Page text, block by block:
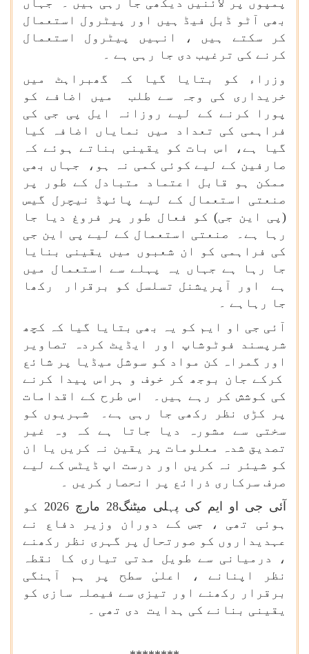
بھی آٹو ڈبل فیڈ ہیں اور پیٹرول استعمال
کر سکتے ہیں ، انہیں پیٹرول استعمال
کرنے کی ترغیب دی جا رہی ہے ۔
وزراء کو بتایا گیا کہ گھبراہٹ میں
خریداری کی وجہ سے طلب میں اضافے کو
پورا کرنے کے لیے روزانہ ایل پی جی کی
فراہمی کی تعداد میں نمایاں اضافہ کیا
گیا ہے، اس بات کو یقینی بناتے ہوئے کہ
صارفین کے لیے کوئی کمی نہ ہو، جہاں بھی
ممکن ہو قابل اعتماد متبادل کے طور پر
صنعتی استعمال کے لیے پائپڈ نیچرل گیس
(پی این جی) کو فعال طور پر فروغ دیا جا
رہا ہے۔ صنعتی استعمال کے لیے پی این جی
کی فراہمی کو ان شعبوں میں یقینی بنایا
جا رہا ہے جہاں یہ پہلے سے استعمال میں
ہے اور آپریشنل تسلسل کو برقرار رکھا
جا رہاہے ۔
آئی جی او ایم کو یہ بھی بتایا گیا کہ کچھ
شرپسند فوٹوشاپ اور ایڈیٹ کردہ تصاویر
اور گمراہ کن مواد کو سوشل میڈیا پر شائع
کرکے جان بوجھ کر خوف و ہراس پیدا کرنے
کی کوشش کر رہے ہیں۔ اس طرح کے اقدامات
پر کڑی نظر رکھی جا رہی ہے۔ شہریوں کو
سختی سے مشورہ دیا جاتا ہے کہ وہ غیر
تصدیق شدہ معلومات پر یقین نہ کریں یا ان
کو شیئر نہ کریں اور درست اپ ڈیٹس کے لیے
صرف سرکاری ذرائع پر انحصار کریں ۔
آئی جی او ایم کی پہلی میٹنگ28 مارچ 2026 کو
ہوئی تھی ، جس کے دوران وزیر دفاع نے
عہدیداروں کو صورتحال پر گہری نظر رکھنے
، درمیانی سے طویل مدتی تیاری کا نقطہ
نظر اپنانے ، اعلیٰ سطح پر ہم آہنگی
برقرار رکھنے اور تیزی سے فیصلہ سازی کو
یقینی بنانے کی ہدایت دی تھی ۔